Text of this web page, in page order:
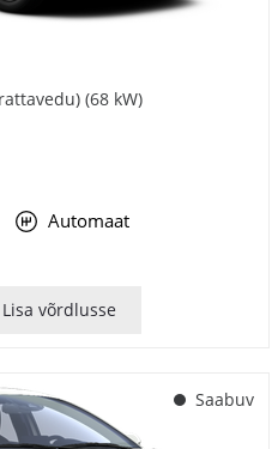
(68 kW)
Automaat
Lisa võrdlusse
Saabuv